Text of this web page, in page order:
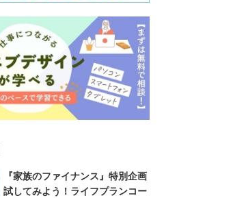
『家族のファイナンス』特別企画
試してみよう！ライフプランコー